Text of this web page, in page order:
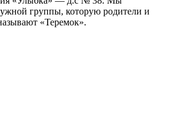
группы, которую родители и
«Теремок».